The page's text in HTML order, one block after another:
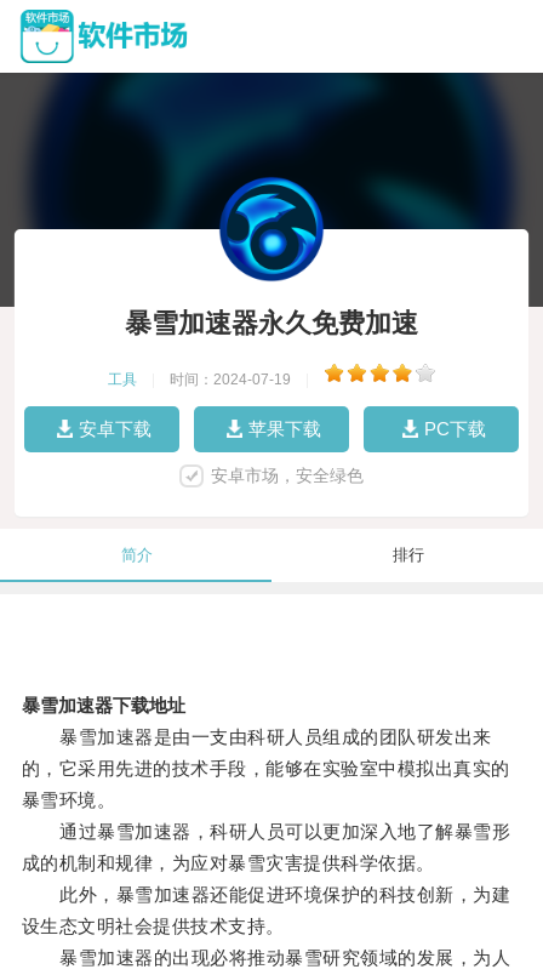
暴雪加速器永久免费加速
工具 时间：2024-07-19
安卓下载 苹果下载 PC下载
安卓市场，安全绿色
简介 排行
暴雪加速器下载地址
暴雪加速器是由一支由科研人员组成的团队研发出来
的，它采用先进的技术手段，能够在实验室中模拟出真实的
暴雪环境。
通过暴雪加速器，科研人员可以更加深入地了解暴雪形
成的机制和规律，为应对暴雪灾害提供科学依据。
此外，暴雪加速器还能促进环境保护的科技创新，为建
设生态文明社会提供技术支持。
暴雪加速器的出现必将推动暴雪研究领域的发展，为人